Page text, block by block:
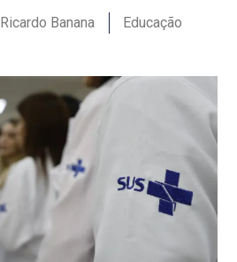
Ricardo Banana Educação